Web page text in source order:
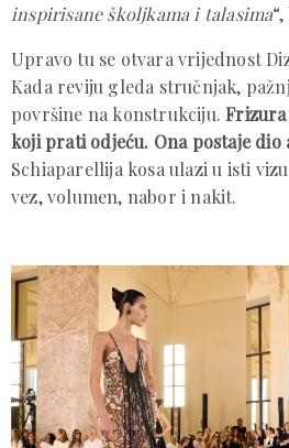
inspirisane školjkama i talasima
Upravo tu se otvara vrijednost
Kada reviju gleda stručnjak,
površine na konstrukciju.Frizura
koji prati odjeću. Ona postaje
Schiaparellija kosa ulazi u isti
vez, volumen, nabor i nakit.